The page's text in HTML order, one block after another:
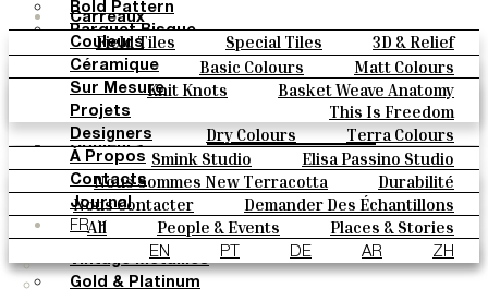
Carreaux
Field Tiles Special Tiles
3D & Relief
Hand Painted
Bold Pattern
Parquet Bisque
Natural Cotto
Elisa Passino
Smink
Paulo Vale
Couleurs
Basic Colours
Matt Colours
Oxide Explosions
Special Firing
Vintage Metallics
Gold & Platinum
Blends
Dry Colours
Terra Colours
Céramique
Knit Knots
Basket Weave Anatomy
This Is Freedom
Sur Mesure
Projets
Designers
Smink Studio
Elisa Passino Studio
Paulo Vale
À Propos
Nous Sommes New Terracotta
Durabilité
Le Studio
Contacts
Nous Contacter
Demander Des Échantillons
Comment Acheter
Catalogues Et Spécifications Techniques
FAQ
Journal
All People & Events
Places & Stories
Materials & Sustainability
Inspiration & Culture
FR
EN PT DE AR ZH
Bold Pattern
Parquet Bisque
Natural Cotto
Elisa Passino
Smink
Paulo Vale
Couleurs
Basic Colours
Matt Colours
Oxide Explosions
Special Firing
Vintage Metallics
Gold & Platinum